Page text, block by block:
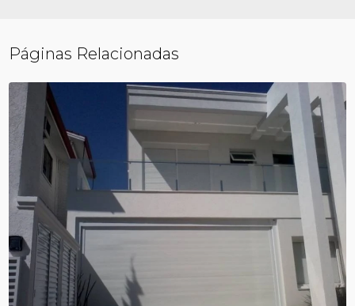
Páginas Relacionadas